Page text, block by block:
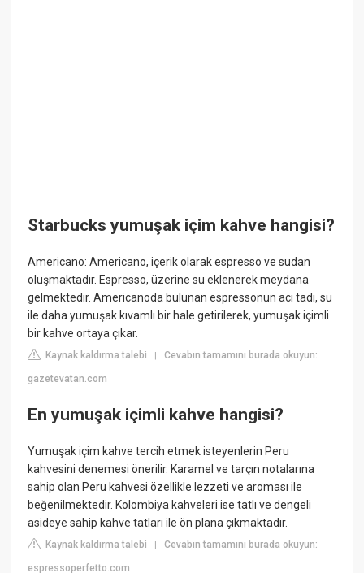
Starbucks yumuşak içim kahve hangisi?
Americano: Americano, içerik olarak espresso ve sudan
oluşmaktadır. Espresso, üzerine su eklenerek meydana
gelmektedir. Americanoda bulunan espressonun acı tadı, su
ile daha yumuşak kıvamlı bir hale getirilerek, yumuşak içimli
bir kahve ortaya çıkar.
Kaynak kaldırma talebi |Cevabın tamamını burada okuyun:
gazetevatan.com
En yumuşak içimli kahve hangisi?
Yumuşak içim kahve tercih etmek isteyenlerin Peru
kahvesini denemesi önerilir. Karamel ve tarçın notalarına
sahip olan Peru kahvesi özellikle lezzeti ve aroması ile
beğenilmektedir. Kolombiya kahveleri ise tatlı ve dengeli
asideye sahip kahve tatları ile ön plana çıkmaktadır.
Kaynak kaldırma talebi |Cevabın tamamını burada okuyun:
espressoperfetto.com